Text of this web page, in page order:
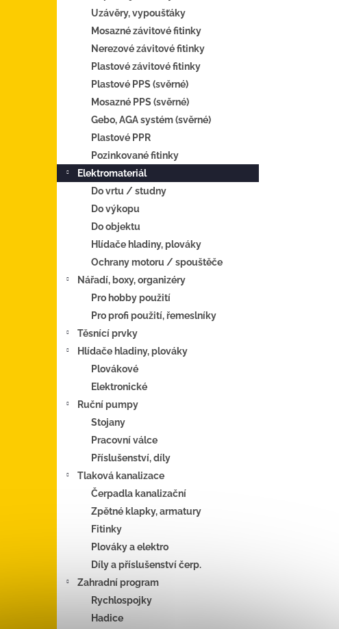
Uzávěry, vypoušťáky
Mosazné závitové fitinky
Nerezové závitové fitinky
Plastové závitové fitinky
Plastové PPS (svěrné)
Mosazné PPS (svěrné)
Gebo, AGA systém (svěrné)
Plastové PPR
Pozinkované fitinky
Elektromateriál
Do vrtu / studny
Do výkopu
Do objektu
Hlídače hladiny, plováky
Ochrany motoru / spouštěče
Nářadí, boxy, organizéry
Pro hobby použití
Pro profi použití, řemeslníky
Těsnící prvky
Hlídače hladiny, plováky
Plovákové
Elektronické
Ruční pumpy
Stojany
Pracovní válce
Příslušenství, díly
Tlaková kanalizace
Čerpadla kanalizační
Zpětné klapky, armatury
Fitinky
Plováky a elektro
Díly a příslušenství čerp.
Zahradní program
Rychlospojky
Hadice